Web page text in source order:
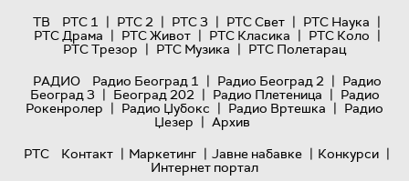
ТВ
РТС 1 | РТС 2 | РТС 3 | РТС Свет | РТС Наука |
РТС Драма | РТС Живот | РТС Класика | РТС Коло |
РТС Трезор | РТС Музика | РТС Полетарац
РАДИО
Радио Београд 1 | Радио Београд 2 | Радио
Београд 3 | Београд 202 | Радио Плетеница | Радио
Рокенролер | Радио Џубокс | Радио Вртешка | Радио
Џезер | Архив
РТС
Контакт | Маркетинг | Јавне набавке | Конкурси |
Интернет портал